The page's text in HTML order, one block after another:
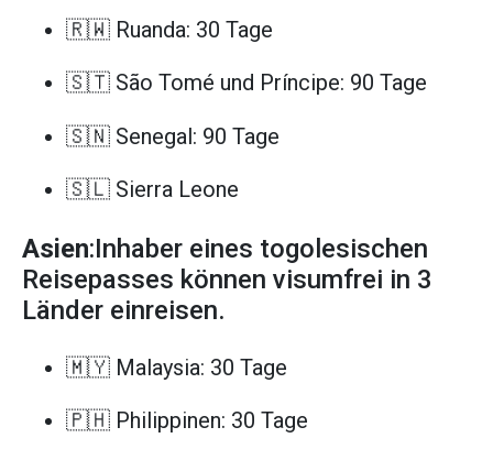
🇷🇼 Ruanda: 30 Tage
🇸🇹 São Tomé und Príncipe: 90 Tage
🇸🇳 Senegal: 90 Tage
🇸🇱 Sierra Leone
Asien:Inhaber eines togolesischen
Reisepasses können visumfrei in 3
Länder einreisen.
🇲🇾 Malaysia: 30 Tage
🇵🇭 Philippinen: 30 Tage